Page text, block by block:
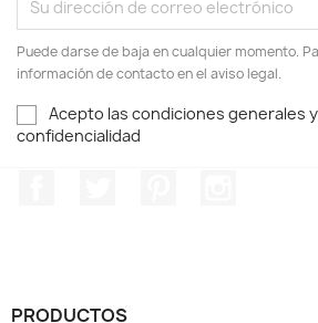
Puede darse de baja en cualquier momento.
información de contacto en el aviso legal.
Acepto las condiciones generales
confidencialidad
PRODUCTOS